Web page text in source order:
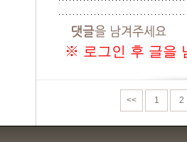
※ 로그인 후 글을
<< 1 2